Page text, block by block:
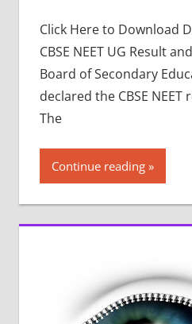
Click Here to Download
CBSE NEET UG Result
Board of Secondary
declared the CBSE NEET
The
Continue reading